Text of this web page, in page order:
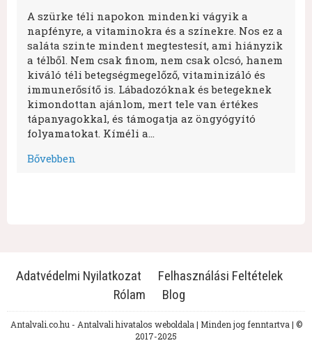
A szürke téli napokon mindenki vágyik a
napfényre, a vitaminokra és a színekre. Nos ez a
saláta szinte mindent megtestesít, ami hiányzik
a télből. Nem csak finom, nem csak olcsó, hanem
kiváló téli betegségmegelőző, vitaminizáló és
immunerősítő is. Lábadozóknak és betegeknek
kimondottan ajánlom, mert tele van értékes
tápanyagokkal, és támogatja az öngyógyító
folyamatokat. Kíméli a…
Bővebben
Adatvédelmi Nyilatkozat
Felhasználási Feltételek
Rólam
Blog
Antalvali.co.hu - Antalvali hivatalos weboldala | Minden jog fenntartva | ©
2017-2025